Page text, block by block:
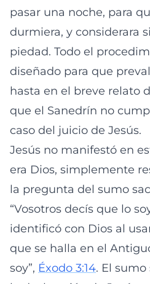
pasar una noche, para
durmiera, y considerara
piedad. Todo el
diseñado para que
hasta en el breve relato
que el Sanedrín no
caso del juicio de Jesús.
Jesús no manifestó en
era Dios, simplemente
la pregunta del sumo
“Vosotros decís que lo
identificó con Dios al
que se halla en el
soy”, Éxodo 3:14. El